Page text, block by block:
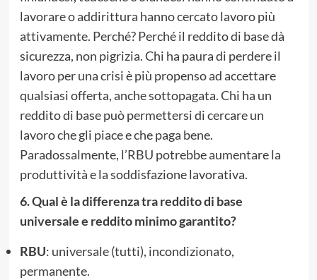
lavorare o addirittura hanno cercato lavoro più
attivamente. Perché? Perché il reddito di base dà
sicurezza, non pigrizia. Chi ha paura di perdere il
lavoro per una crisi è più propenso ad accettare
qualsiasi offerta, anche sottopagata. Chi ha un
reddito di base può permettersi di cercare un
lavoro che gli piace e che paga bene.
Paradossalmente, l’RBU potrebbe aumentare la
produttività e la soddisfazione lavorativa.
6. Qual è la differenza tra reddito di base
universale e reddito minimo garantito?
RBU: universale (tutti), incondizionato,
permanente.